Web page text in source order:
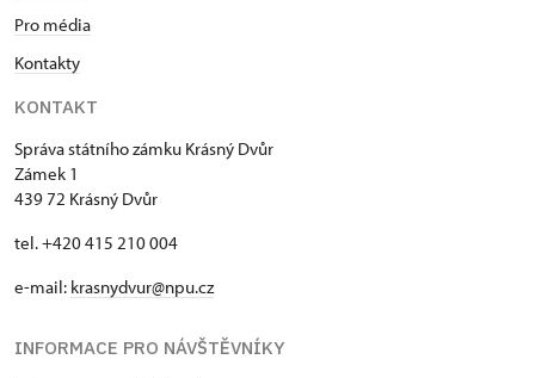
Pro média
Kontakty
KONTAKT
Správa státního zámku Krásný Dvůr
Zámek 1
439 72 Krásný Dvůr
tel. +420 415 210 004
e-mail: krasnydvur@npu.cz
INFORMACE PRO NÁVŠTĚVNÍKY